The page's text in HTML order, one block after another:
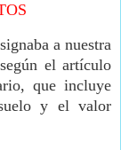
a nuestra
el artículo
que incluye
y el valor